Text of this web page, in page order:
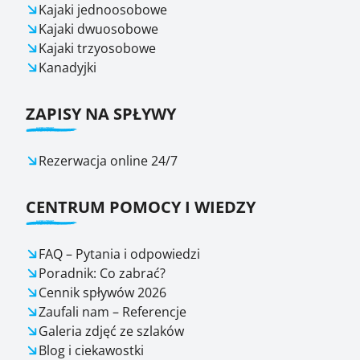
Kajaki jednoosobowe
Kajaki dwuosobowe
Kajaki trzyosobowe
Kanadyjki
ZAPISY NA SPŁYWY
Rezerwacja online 24/7
CENTRUM POMOCY I WIEDZY
FAQ – Pytania i odpowiedzi
Poradnik: Co zabrać?
Cennik spływów 2026
Zaufali nam – Referencje
Galeria zdjęć ze szlaków
Blog i ciekawostki